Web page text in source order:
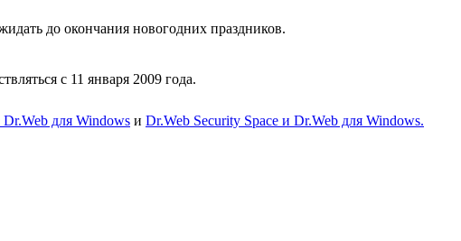
до окончания новогодних праздников.
с 11 января 2009 года.
для Windows и Dr.Web Security Space и Dr.Web для Windows.